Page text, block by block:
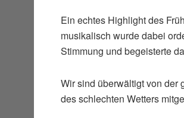
Ein echtes Highlight des
musikalisch wurde dabei
Stimmung und begeisterte
Wir sind überwältigt von der
des schlechten Wetters